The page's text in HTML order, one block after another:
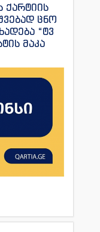
ქარტიის
ცნო
“ტვ
მაკა